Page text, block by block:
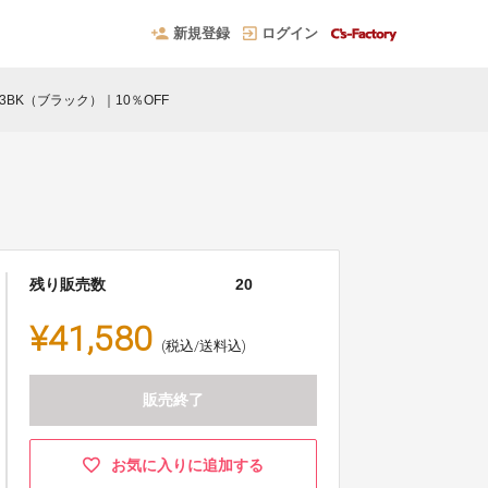
新規登録 ログイン
（ブラック）｜10％OFF
残り販売数 20
¥41,580 (税込/送料込)
販売終了
お気に入りに追加する